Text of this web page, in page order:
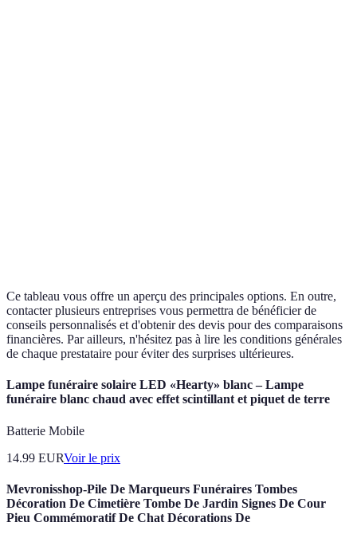
Ce tableau vous offre un aperçu des principales options. En outre,
contacter plusieurs entreprises vous permettra de bénéficier de
conseils personnalisés et d'obtenir des devis pour des comparaisons
financières. Par ailleurs, n'hésitez pas à lire les conditions générales
de chaque prestataire pour éviter des surprises ultérieures.
Lampe funéraire solaire LED «Hearty» blanc – Lampe
funéraire blanc chaud avec effet scintillant et piquet de terre
Batterie Mobile
14.99 EURVoir le prix
Mevronisshop-Pile De Marqueurs Funéraires Tombes
Décoration De Cimetière Tombe De Jardin Signes De Cour
Pieu Commémoratif De Chat Décorations De